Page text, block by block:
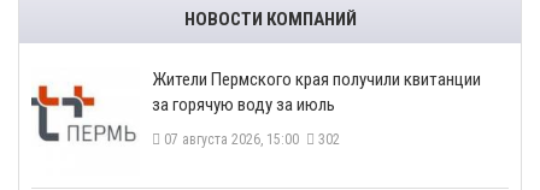
НОВОСТИ КОМПАНИЙ
​Жители Пермского края получили квитанции
за горячую воду за июль
07 августа 2026, 15:00 302